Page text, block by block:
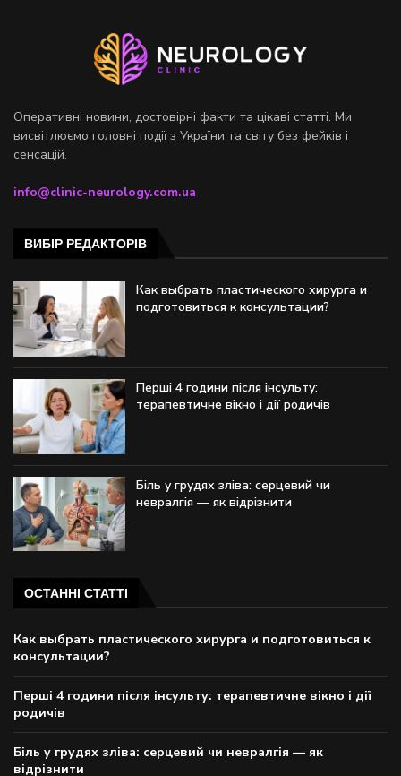
Оперативні новини, достовірні факти та цікаві статті. Ми
висвітлюємо головні події з України та світу без фейків і
сенсацій.
info@clinic-neurology.com.ua
ВИБІР РЕДАКТОРІВ
Как выбрать пластического хирурга и
подготовиться к консультации?
Перші 4 години після інсульту:
терапевтичне вікно і дії родичів
Біль у грудях зліва: серцевий чи
невралгія — як відрізнити
ОСТАННІ СТАТТІ
Как выбрать пластического хирурга и подготовиться к
консультации?
Перші 4 години після інсульту: терапевтичне вікно і дії
родичів
Біль у грудях зліва: серцевий чи невралгія — як
відрізнити